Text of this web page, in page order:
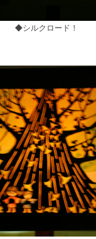
◆シルクロード！